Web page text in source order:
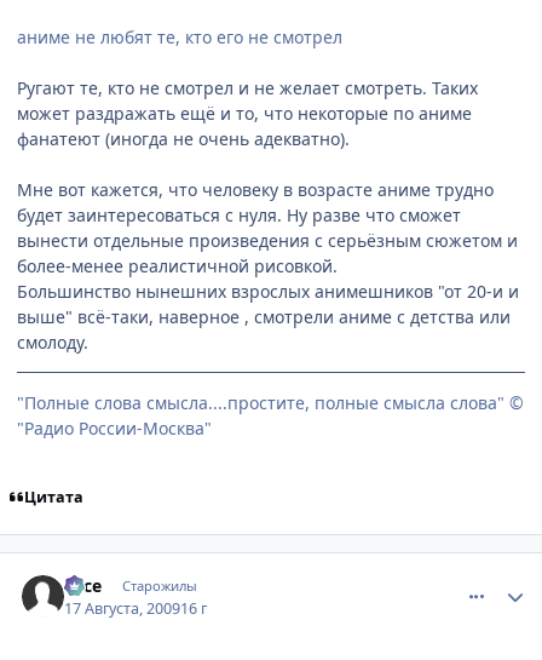
аниме не любят те, кто его не смотрел
Ругают те, кто не смотрел и не желает смотреть. Таких
может раздражать ещё и то, что некоторые по аниме
фанатеют (иногда не очень адекватно).
Мне вот кажется, что человеку в возрасте аниме трудно
будет заинтересоваться с нуля. Ну разве что сможет
вынести отдельные произведения с серьёзным сюжетом и
более-менее реалистичной рисовкой.
Большинство нынешних взрослых анимешников "от 20-и и
выше" всё-таки, наверное , смотрели аниме с детства или
смолоду.
"Полные слова смысла....простите, полные смысла слова" ©
"Радио России-Москва"
Цитата
vace Старожилы
17 Августа, 200916 г